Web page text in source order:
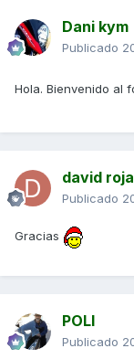
Dani kym
Publicado
Hola. Bienvenido al
david
Publicado
Gracias
POLI
Publicado